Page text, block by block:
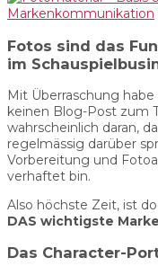
Fotos sind das
im
Mit Überraschung
keinen Blog-Post zum
wahrscheinlich daran,
regelmässig darüber
Vorbereitung und
verhaftet bin.
Also höchste Zeit, ist
DAS wichtigste
Das Character-